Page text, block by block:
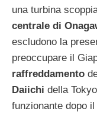
una turbina
centrale di
escludono la
preoccupare il
raffreddamento
Daiichi della
funzionante dopo il